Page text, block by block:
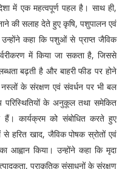
में एक महत्वपूर्ण पहल है। साथ ही,
की सलाह देते हुए कृषि, पशुपालन एवं
कहा कि पशुओं से प्राप्त जैविक
में किया जा सकता है, जिससे
बढ़ती है और बाहरी फीड पर होने
के संरक्षण एवं संवर्धन पर भी बल
परिस्थितियों के अनुकूल तथा समेकित
कार्यक्रम को संबोधित करते हुए
हरित खाद, जैविक पोषक स्रोतों एवं
आह्वान किया। उन्होंने कहा कि मृदा
प्राकृतिक संसाधनों के संरक्षण